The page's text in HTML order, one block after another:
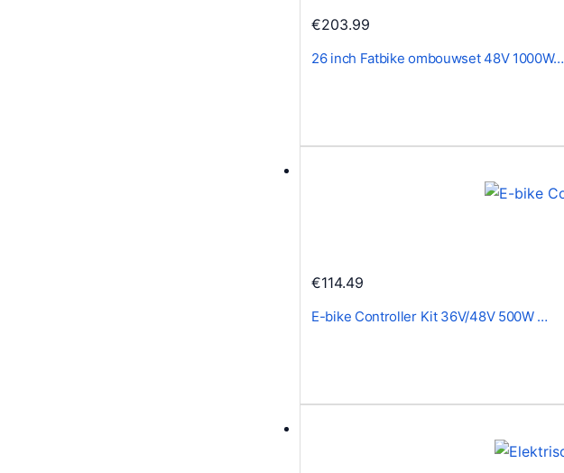
€203.99
26 inch Fatbike ombouwset 48V 1000W…
€114.49
E-bike Controller Kit 36V/48V 500W …